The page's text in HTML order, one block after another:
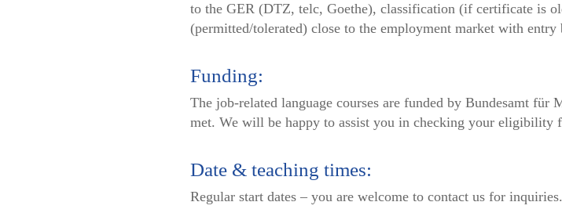
to the GER (DTZ, telc, Goethe), classification (if certificate is
(permitted/tolerated) close to the employment market with entry
Funding:
The job-related language courses are funded by Bundesamt
met. We will be happy to assist you in checking your eligibility
Date & teaching times:
Regular start dates – you are welcome to contact us for inquiries.